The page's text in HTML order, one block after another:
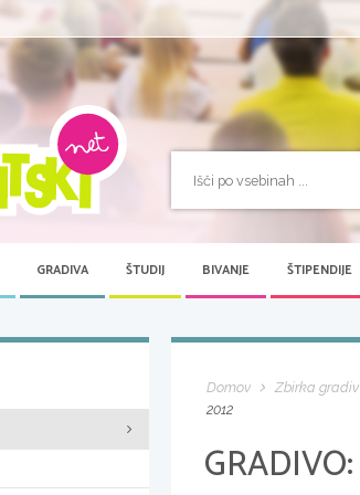
GRADIVA ŠTUDIJ BIVANJE ŠTIPENDIJE
Domov Zbirka gradiv
2012
GRADIVO: